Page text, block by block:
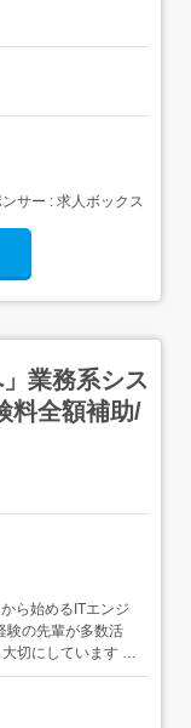
活備品をレンタル
ンサー : 求人ボックス
業務系シス
料全額補助/
ら始めるITエンジ
験の先輩が多数活
切にしています 平
すい安心の職場。
に何でも聞けるオ